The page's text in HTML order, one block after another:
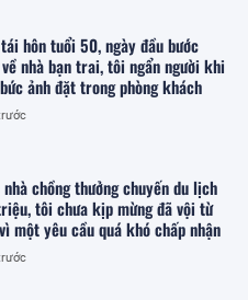
50, ngày đầu bước
nhà bạn trai, tôi ngẩn người khi
ảnh đặt trong phòng khách
chồng thưởng chuyến du lịch
tôi chưa kịp mừng đã vội từ
một yêu cầu quá khó chấp nhận